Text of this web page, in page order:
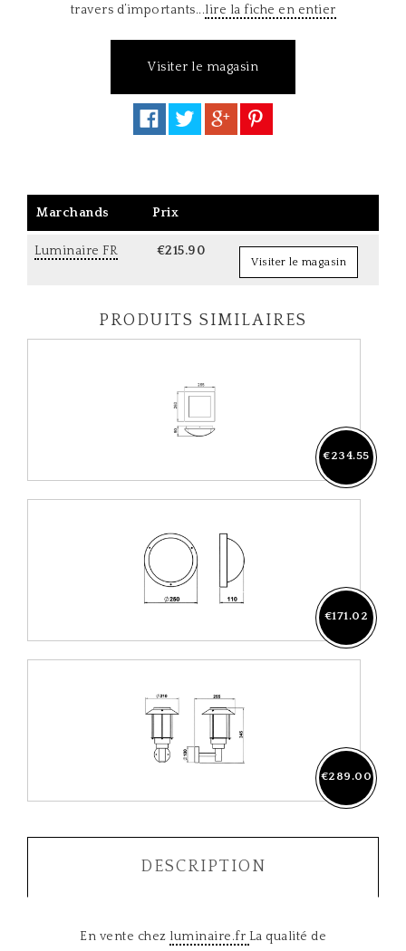
travers d’importants...lire la fiche en entier
Visiter le magasin
Marchands Prix
Luminaire FR €215.90
Visiter le magasin
PRODUITS SIMILAIRES
€234.55
€171.02
€289.00
DESCRIPTION
En vente chez luminaire.fr La qualité de